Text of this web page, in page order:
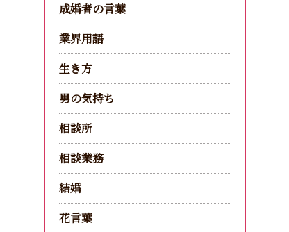
成婚者の言葉
業界用語
生き方
男の気持ち
相談所
相談業務
結婚
花言葉